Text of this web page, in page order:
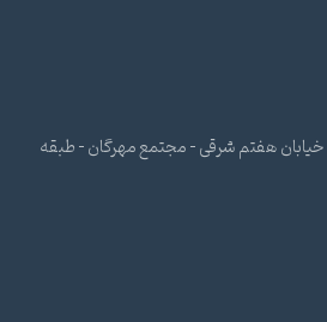
هفتم شرقی - مجتمع مهرگان - طبقه